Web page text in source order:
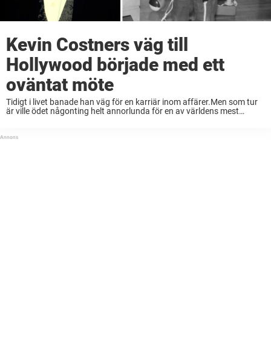
Kevin Costners väg till
Hollywood började med ett
oväntat möte
Tidigt i livet banade han väg för en karriär inom affärer.Men som tur
är ville ödet någonting helt annorlunda för en av världens mest